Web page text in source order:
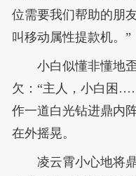
位需要我们帮助的朋
叫移动属性提款机。”
小白似懂非懂地
欠：“主人，小白困
作一道白光钻进鼎内
在外摇晃。
凌云霄小心地将